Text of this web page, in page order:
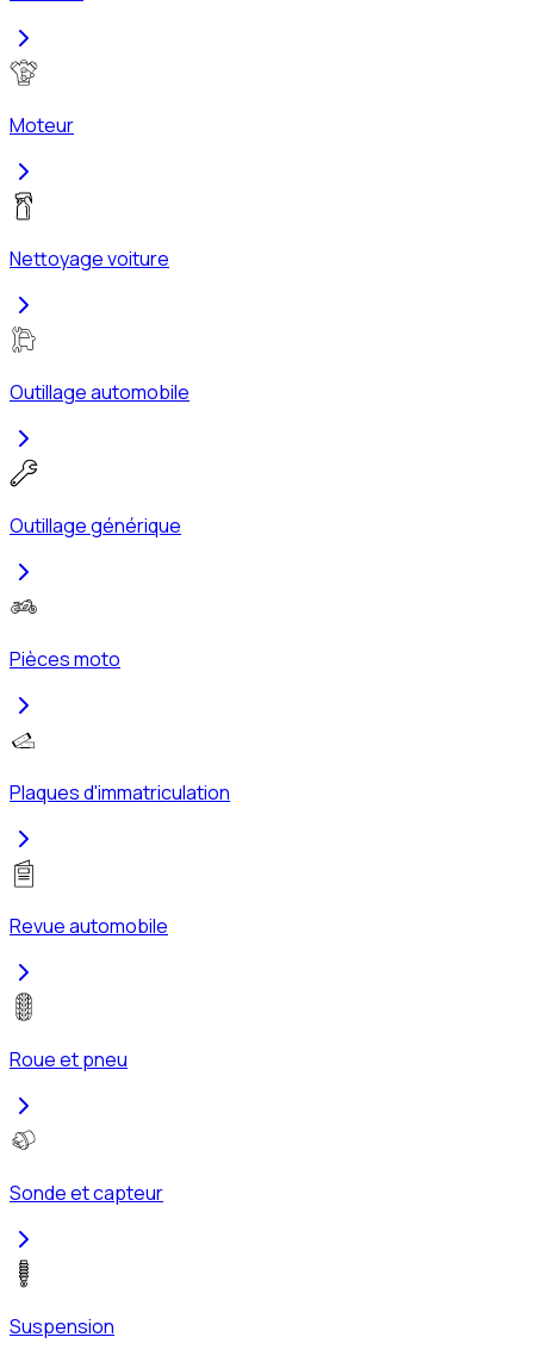
Moteur
Nettoyage voiture
Outillage automobile
Outillage générique
Pièces moto
Plaques d'immatriculation
Revue automobile
Roue et pneu
Sonde et capteur
Suspension